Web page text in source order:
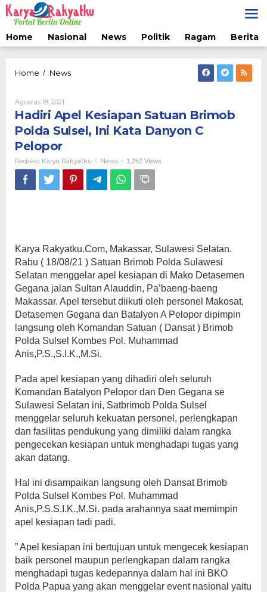
Lewati
ke
konten
Home
Nasional News Politik Ragam Berita
Home / NewsHadiri
Brimob
Polda
Sulsel,
Kata
Danyon
C
Pelopor
Agustus 18, 2021
Redaksi
Karya
Rakyatku
Hadiri Apel Kesiapan Satuan Brimob
Polda Sulsel, Ini Kata Danyon C
Pelopor
Redaksi Karya Rakyatku - News - 1,252 Views
Karya Rakyatku.Com, Makassar, Sulawesi Selatan.
Rabu ( 18/08/21 ) Satuan Brimob Polda Sulawesi
Selatan menggelar apel kesiapan di Mako Detasemen
Gegana jalan Sultan Alauddin, Pa’baeng-baeng
Makassar. Apel tersebut diikuti oleh personel Makosat,
Detasemen Gegana dan Batalyon A Pelopor dipimpin
langsung oleh Komandan Satuan ( Dansat ) Brimob
Polda Sulsel Kombes Pol. Muhammad
Anis,P.S.,S.I.K.,M.Si.
Pada apel kesiapan yang dihadiri oleh seluruh
Komandan Batalyon Pelopor dan Den Gegana se
Sulawesi Selatan ini, Satbrimob Polda Sulsel
menggelar seluruh kekuatan personel, perlengkapan
dan fasilitas pendukung yang dimiliki dalam rangka
pengecekan kesiapan untuk menghadapi tugas yang
akan datang.
Hal ini disampaikan langsung oleh Dansat Brimob
Polda Sulsel Kombes Pol. Muhammad
Anis,P.S.S.I.K.,M.Si. pada arahannya saat memimpin
apel kesiapan tadi padi.
” Apel kesiapan ini bertujuan untuk mengecek kesiapan
baik personel maupun perlengkapan dalam rangka
menghadapi tugas kedepannya dalam hal ini BKO
Polda Papua yang akan menggelar event nasional yaitu